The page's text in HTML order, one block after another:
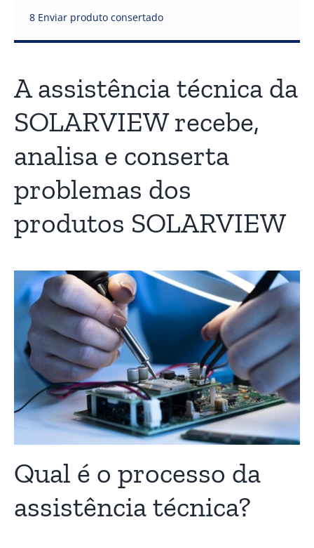
8 Enviar produto consertado
A assistência técnica da
SOLARVIEW recebe,
analisa e conserta
problemas dos
produtos SOLARVIEW
Qual é o processo da
assistência técnica?